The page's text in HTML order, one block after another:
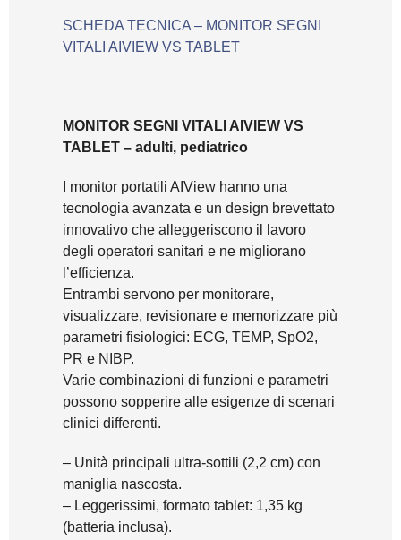
SCHEDA TECNICA – MONITOR SEGNI
VITALI AIVIEW VS TABLET
MONITOR SEGNI VITALI AIVIEW VS
TABLET – adulti, pediatrico
I monitor portatili AIView hanno una
tecnologia avanzata e un design brevettato
innovativo che alleggeriscono il lavoro
degli operatori sanitari e ne migliorano
l’efficienza.
Entrambi servono per monitorare,
visualizzare, revisionare e memorizzare più
parametri fisiologici: ECG, TEMP, SpO2,
PR e NIBP.
Varie combinazioni di funzioni e parametri
possono sopperire alle esigenze di scenari
clinici differenti.
– Unità principali ultra-sottili (2,2 cm) con
maniglia nascosta.
– Leggerissimi, formato tablet: 1,35 kg
(batteria inclusa).